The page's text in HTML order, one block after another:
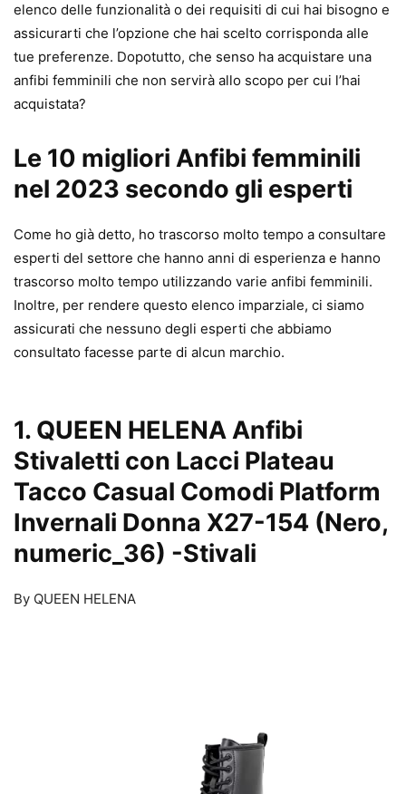
elenco delle funzionalità o dei requisiti di cui hai bisogno e
assicurarti che l’opzione che hai scelto corrisponda alle
tue preferenze. Dopotutto, che senso ha acquistare una
anfibi femminili che non servirà allo scopo per cui l’hai
acquistata?
Le 10 migliori Anfibi femminili
nel 2023 secondo gli esperti
Come ho già detto, ho trascorso molto tempo a consultare
esperti del settore che hanno anni di esperienza e hanno
trascorso molto tempo utilizzando varie anfibi femminili.
Inoltre, per rendere questo elenco imparziale, ci siamo
assicurati che nessuno degli esperti che abbiamo
consultato facesse parte di alcun marchio.
1. QUEEN HELENA Anfibi
Stivaletti con Lacci Plateau
Tacco Casual Comodi Platform
Invernali Donna X27-154 (Nero,
numeric_36) -Stivali
By QUEEN HELENA